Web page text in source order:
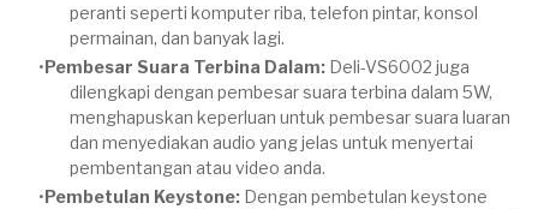
peranti seperti komputer riba, telefon pintar, konsol
permainan, dan banyak lagi.
Pembesar Suara Terbina Dalam: Deli-VS6002 juga
dilengkapi dengan pembesar suara terbina dalam 5W,
menghapuskan keperluan untuk pembesar suara luaran
dan menyediakan audio yang jelas untuk menyertai
pembentangan atau video anda.
Pembetulan Keystone: Dengan pembetulan keystone